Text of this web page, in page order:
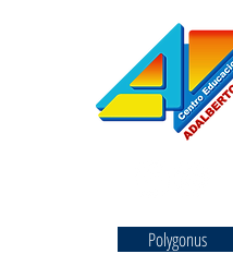
Polygonus